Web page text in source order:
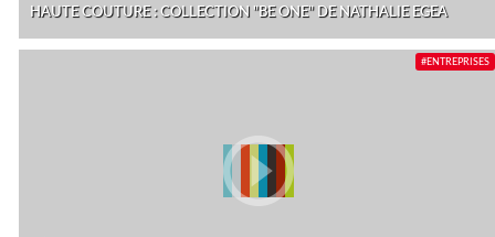
HAUTE COUTURE : COLLECTION "BE ONE" DE NATHALIE EGEA
#ENTREPRISES